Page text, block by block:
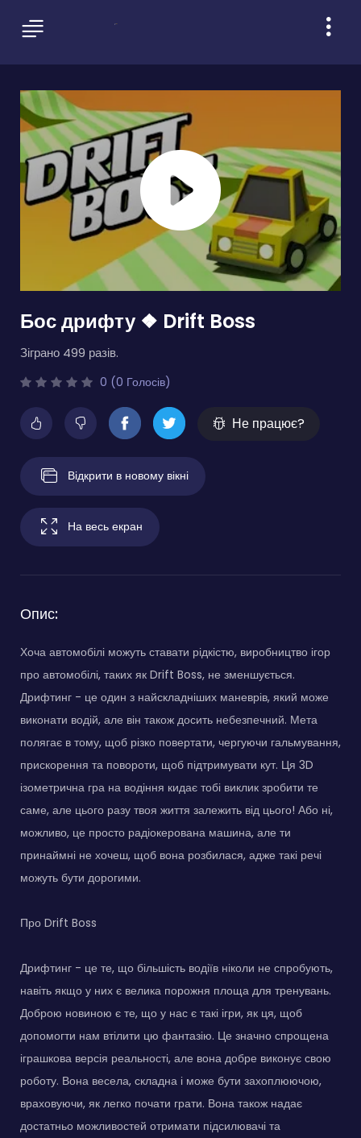
Бос дрифту ❖ Drift Boss
Зіграно 499 разів.
0 (0 Голосів)
Не працює?
Відкрити в новому вікні
На весь екран
Опис:
Хоча автомобілі можуть ставати рідкістю, виробництво ігор
про автомобілі, таких як Drift Boss, не зменшується.
Дрифтинг - це один з найскладніших маневрів, який може
виконати водій, але він також досить небезпечний. Мета
полягає в тому, щоб різко повертати, чергуючи гальмування,
прискорення та повороти, щоб підтримувати кут. Ця 3D
ізометрична гра на водіння кидає тобі виклик зробити те
саме, але цього разу твоя життя залежить від цього! Або ні,
можливо, це просто радіокерована машина, але ти
принаймні не хочеш, щоб вона розбилася, адже такі речі
можуть бути дорогими.
Про Drift Boss
Дрифтинг - це те, що більшість водіїв ніколи не спробують,
навіть якщо у них є велика порожня площа для тренувань.
Доброю новиною є те, що у нас є такі ігри, як ця, щоб
допомогти нам втілити цю фантазію. Це значно спрощена
іграшкова версія реальності, але вона добре виконує свою
роботу. Вона весела, складна і може бути захоплюючою,
враховуючи, як легко почати грати. Вона також надає
достатньо можливостей отримати підсилювачі та